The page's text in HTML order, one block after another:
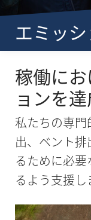
エミッ
稼働に
ョンを
私たちの専門
出、ベント
るために必
るよう支援し